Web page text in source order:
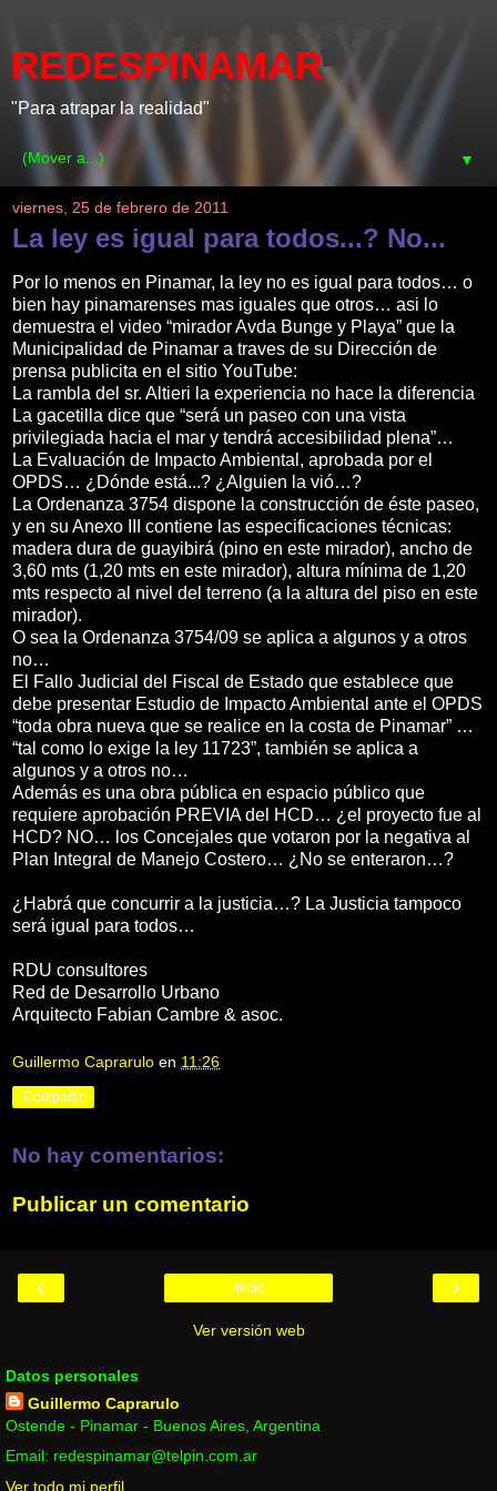
REDESPINAMAR
"Para atrapar la realidad"
▼
viernes, 25 de febrero de 2011
La ley es igual para todos...? No...
Por lo menos en Pinamar, la ley no es igual para todos… o
bien hay pinamarenses mas iguales que otros… asi lo
demuestra el video “mirador Avda Bunge y Playa” que la
Municipalidad de Pinamar a traves de su Dirección de
prensa publicita en el sitio YouTube:
La rambla del sr. Altieri la experiencia no hace la diferencia
La gacetilla dice que “será un paseo con una vista
privilegiada hacia el mar y tendrá accesibilidad plena”…
La Evaluación de Impacto Ambiental, aprobada por el
OPDS… ¿Dónde está...? ¿Alguien la vió…?
La Ordenanza 3754 dispone la construcción de éste paseo,
y en su Anexo III contiene las especificaciones técnicas:
madera dura de guayibirá (pino en este mirador), ancho de
3,60 mts (1,20 mts en este mirador), altura mínima de 1,20
mts respecto al nivel del terreno (a la altura del piso en este
mirador).
O sea la Ordenanza 3754/09 se aplica a algunos y a otros
no…
El Fallo Judicial del Fiscal de Estado que establece que
debe presentar Estudio de Impacto Ambiental ante el OPDS
“toda obra nueva que se realice en la costa de Pinamar” …
“tal como lo exige la ley 11723”, también se aplica a
algunos y a otros no…
Además es una obra pública en espacio público que
requiere aprobación PREVIA del HCD… ¿el proyecto fue al
HCD? NO… los Concejales que votaron por la negativa al
Plan Integral de Manejo Costero… ¿No se enteraron…?
¿Habrá que concurrir a la justicia…? La Justicia tampoco
será igual para todos…
RDU consultores
Red de Desarrollo Urbano
Arquitecto Fabian Cambre & asoc.
Guillermo Caprarulo en 11:26
Compartir
No hay comentarios:
Publicar un comentario
‹ ›
Inicio
Ver versión web
Datos personales
Guillermo Caprarulo
Ostende - Pinamar - Buenos Aires, Argentina
Email: redespinamar@telpin.com.ar
Ver todo mi perfil